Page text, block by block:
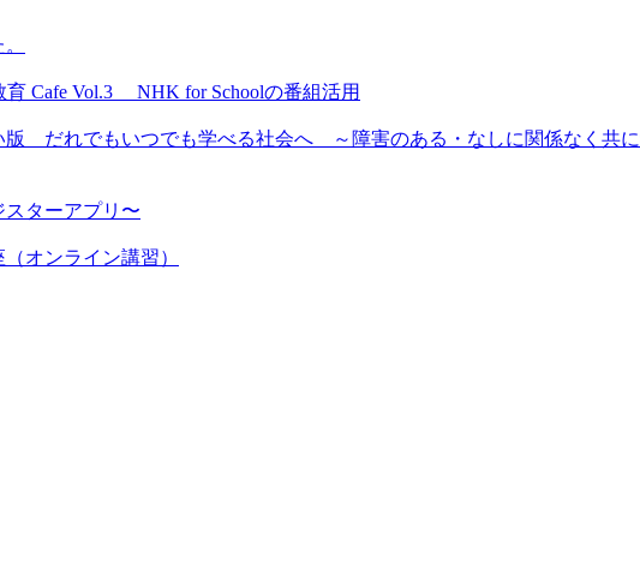
育 Cafe Vol.3 NHK for Schoolの番組活用
版 だれでもいつでも学べる社会へ ～障害のある・なしに関係なく共
スターアプリ〜
オンライン講習）